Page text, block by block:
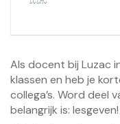
Als docent bij Luzac
klassen en heb je
collega’s. Word deel
belangrijk is: lesgeven!